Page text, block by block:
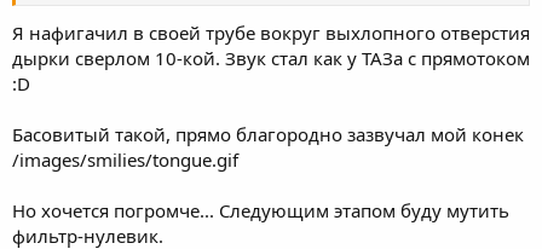
Я нафигачил в своей трубе вокруг выхлопного отверстия
дырки сверлом 10-кой. Звук стал как у ТАЗа с прямотоком
:D
Басовитый такой, прямо благородно зазвучал мой конек
/images/smilies/tongue.gif
Но хочется погромче... Следующим этапом буду мутить
фильтр-нулевик.